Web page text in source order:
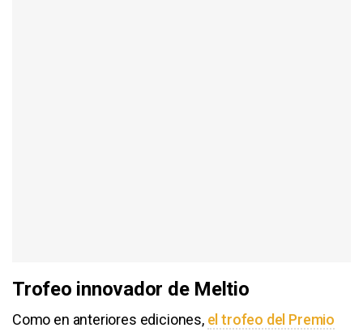
Trofeo innovador de Meltio
Como en anteriores ediciones, el trofeo del Premio